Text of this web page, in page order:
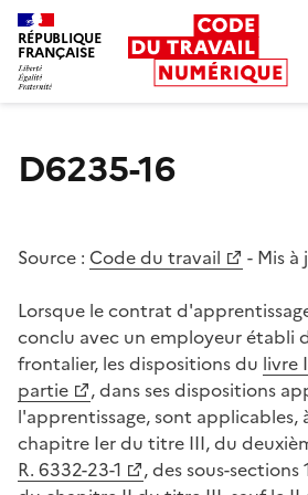
RÉPUBLIQUE
FRANÇAISE
D6235-16
Source : Code du travail - Mis à
Lorsque le contrat
conclu avec un employeur établi
frontalier, les dispositions du livre
partie
, dans ses dispositions
l'apprentissage, sont applicables,
chapitre Ier du titre III, du
R. 6332-23-1
, des sous-